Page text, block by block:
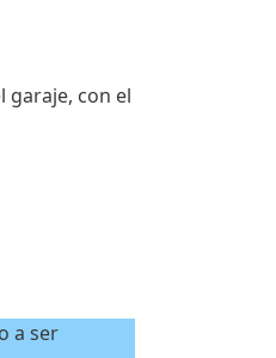
garaje, con el
a ser